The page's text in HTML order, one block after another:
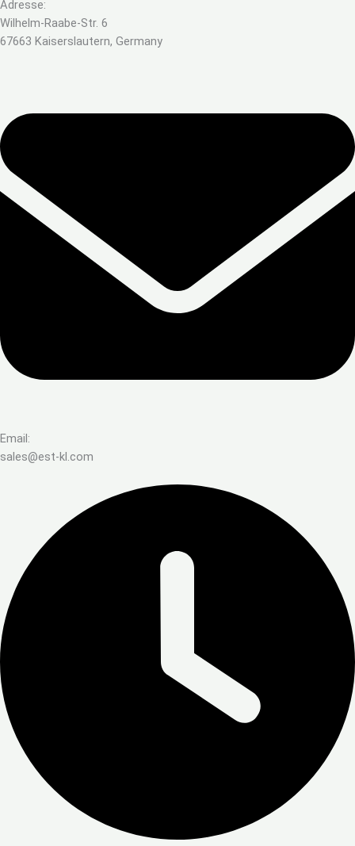
Adresse:
Wilhelm-Raabe-Str. 6
67663 Kaiserslautern, Germany
Email:
sales@est-kl.com